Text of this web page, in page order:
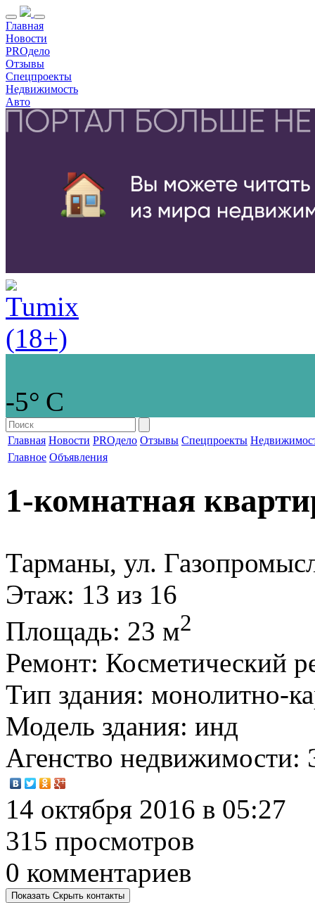
Главная
Новости
PROдело
Отзывы
Спецпроекты
Недвижимость
Авто
-5° С
Главная Новости PROдело Отзывы Спецпроекты
Главное Объявления
1-комнатная
Тарманы, ул.
Этаж: 13 из 16
Площадь: 23 м2
Ремонт: Косметический
Тип здания: монолитно-
Модель здания: инд
Агенство недвижимости:
14 октября 2016 в 05:27
315 просмотров
0 комментариев
Показать Скрыть контакты